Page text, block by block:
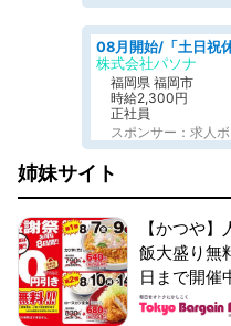
株式会社パソナ
福岡県 福岡市
時給2,300円
正社員
スポンサー：求人
姉妹サイト
【かつや
飯大盛り無
日まで開催